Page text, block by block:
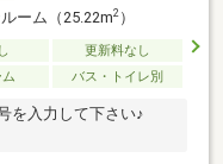
ーム（25.22m2）
更新料なし
バス・トイレ別
を入力して下さい♪